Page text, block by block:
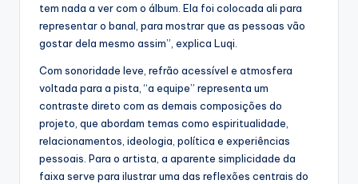
tem nada a ver com o álbum. Ela foi colocada ali para
representar o banal, para mostrar que as pessoas vão
gostar dela mesmo assim”, explica Luqi.
Com sonoridade leve, refrão acessível e atmosfera
voltada para a pista, “a equipe” representa um
contraste direto com as demais composições do
projeto, que abordam temas como espiritualidade,
relacionamentos, ideologia, política e experiências
pessoais. Para o artista, a aparente simplicidade da
faixa serve para ilustrar uma das reflexões centrais do